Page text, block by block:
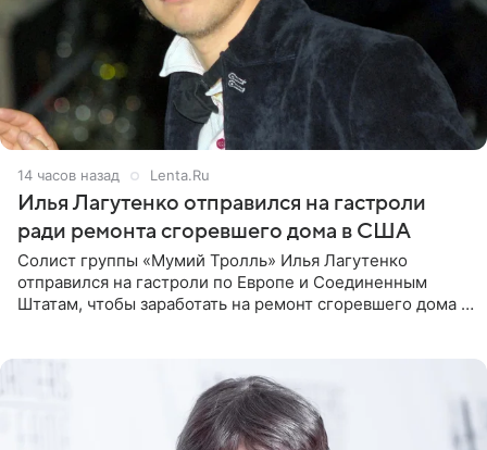
14 часов назад Lenta.Ru
Илья Лагутенко отправился на гастроли
ради ремонта сгоревшего дома в США
Солист группы «Мумий Тролль» Илья Лагутенко
отправился на гастроли по Европе и Соединенным
Штатам, чтобы заработать на ремонт сгоревшего дома в